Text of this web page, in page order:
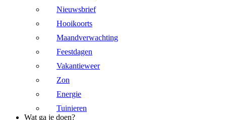
Nieuwsbrief
Hooikoorts
Maandverwachting
Feestdagen
Vakantieweer
Zon
Energie
Tuinieren
Wat ga je doen?